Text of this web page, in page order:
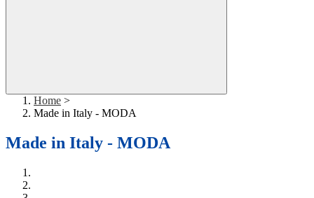
Home >
Made in Italy - MODA
Made in Italy - MODA